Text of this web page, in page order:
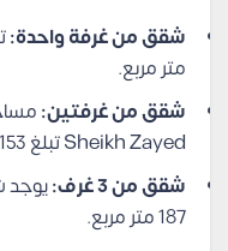
شقق من غرفة واحدة:
متر مربع.
شقق من غرفتين:
Sheikh Zayed تبلغ 153 متر مربع.
شقق من 3 غرف:
يوجد
187 متر مربع.